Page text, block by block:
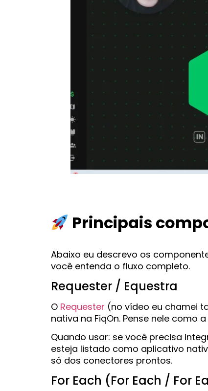
Principais
Abaixo eu descrevo os
você entenda o fluxo completo.
Requester / Equestra
O Requester (no vídeo eu chamei
nativa na FiqOn. Pense nele como
Quando usar: se você precisa
esteja listado como aplicativo
só dos conectores prontos.
For Each (For Each / For